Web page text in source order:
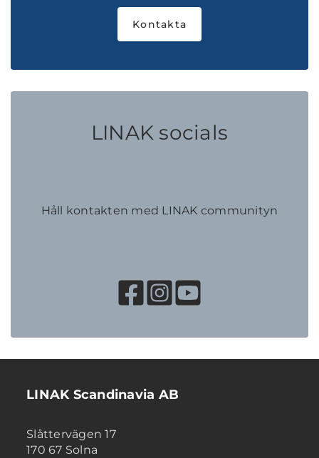
Kontakta
LINAK socials
Håll kontakten med LINAK communityn
LINAK Scandinavia AB
Slåttervägen 17
170 67 Solna